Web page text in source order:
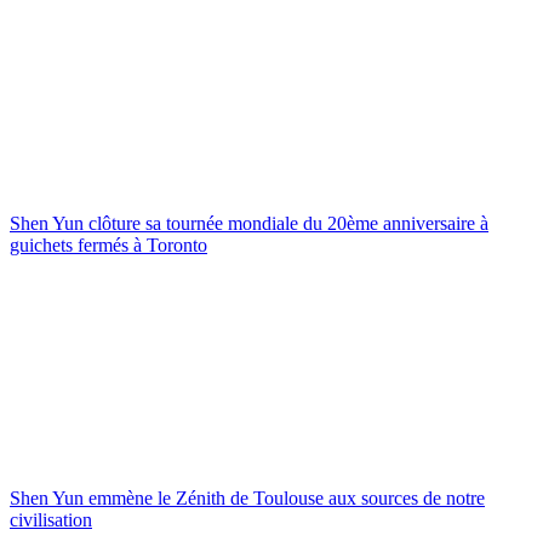
Shen Yun clôture sa tournée mondiale du 20ème anniversaire à
guichets fermés à Toronto
Shen Yun emmène le Zénith de Toulouse aux sources de notre
civilisation